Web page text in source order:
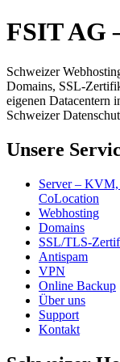
FSIT AG
Schweizer
Domains, SSL-
eigenen Datacentern
Schweizer
Unsere
Server –
CoLocation
Webhosting
Domains
SSL/TLS-
Antispam
VPN
Online Backup
Über uns
Support
Kontakt